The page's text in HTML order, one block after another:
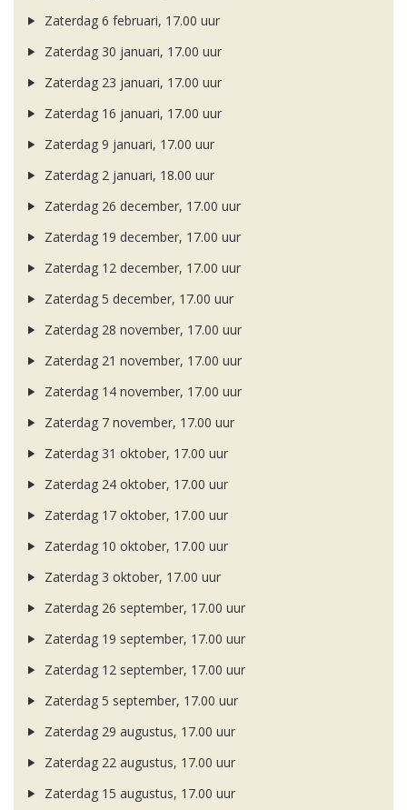
Zaterdag 6 februari, 17.00 uur
Zaterdag 30 januari, 17.00 uur
Zaterdag 23 januari, 17.00 uur
Zaterdag 16 januari, 17.00 uur
Zaterdag 9 januari, 17.00 uur
Zaterdag 2 januari, 18.00 uur
Zaterdag 26 december, 17.00 uur
Zaterdag 19 december, 17.00 uur
Zaterdag 12 december, 17.00 uur
Zaterdag 5 december, 17.00 uur
Zaterdag 28 november, 17.00 uur
Zaterdag 21 november, 17.00 uur
Zaterdag 14 november, 17.00 uur
Zaterdag 7 november, 17.00 uur
Zaterdag 31 oktober, 17.00 uur
Zaterdag 24 oktober, 17.00 uur
Zaterdag 17 oktober, 17.00 uur
Zaterdag 10 oktober, 17.00 uur
Zaterdag 3 oktober, 17.00 uur
Zaterdag 26 september, 17.00 uur
Zaterdag 19 september, 17.00 uur
Zaterdag 12 september, 17.00 uur
Zaterdag 5 september, 17.00 uur
Zaterdag 29 augustus, 17.00 uur
Zaterdag 22 augustus, 17.00 uur
Zaterdag 15 augustus, 17.00 uur